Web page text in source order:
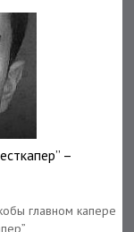
–
главном капере